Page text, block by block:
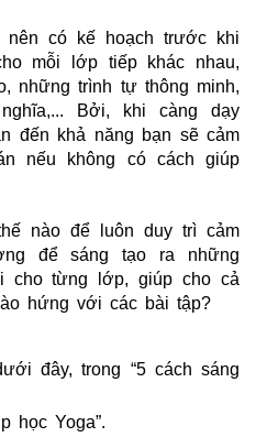
nên có kế hoạch trước khi
mỗi lớp tiếp khác nhau,
những trình tự thông minh,
Bởi, khi càng dạy
đến khả năng bạn sẽ cảm
nếu không có cách giúp
nào để luôn duy trì cảm
để sáng tạo ra những
cho từng lớp, giúp cho cả
hứng với các bài tập?
đây, trong “5 cách sáng
học Yoga”.